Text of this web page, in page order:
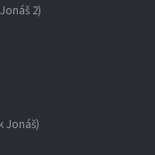
2)
Jonáš)